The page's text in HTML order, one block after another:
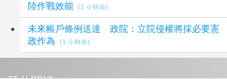
陸作戰效能
(1 小時前)
未來帳戶條例送達 政院：立院侵權將採必要憲
政作為
(1 小時前)